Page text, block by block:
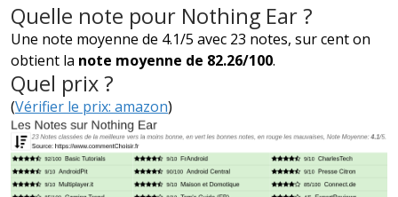
Quelle note pour Nothing Ear ?
Une note moyenne de 4.1/5 avec 23 notes, sur cent on
obtient la note moyenne de 82.26/100.
Quel prix ?
(Vérifier le prix: amazon)